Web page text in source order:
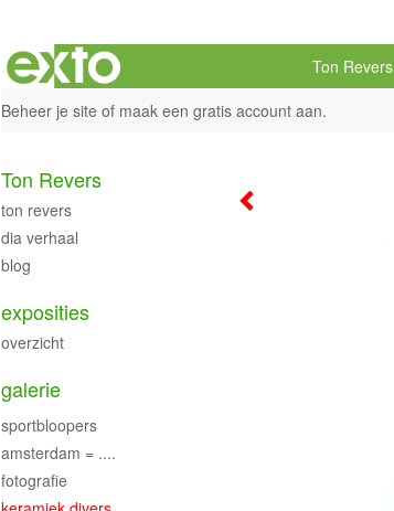
Ton Revers
Beheer je site of maak een gratis account aan.
Ton Revers
ton revers
dia verhaal
blog
exposities
overzicht
galerie
sportbloopers
amsterdam = ....
fotografie